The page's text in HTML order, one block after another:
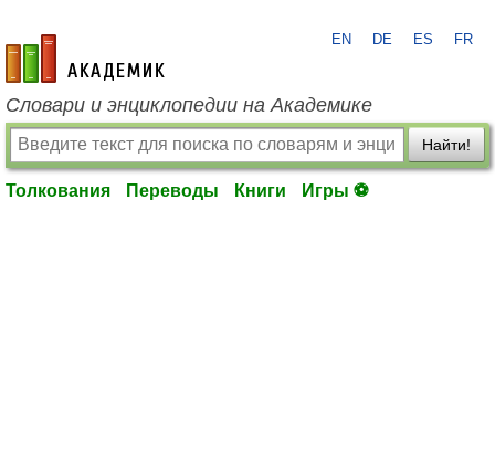
academic.ru
EN DE ES FR
Словари и энциклопедии на Академике
Найти!
Толкования Переводы Книги Игры ⚽